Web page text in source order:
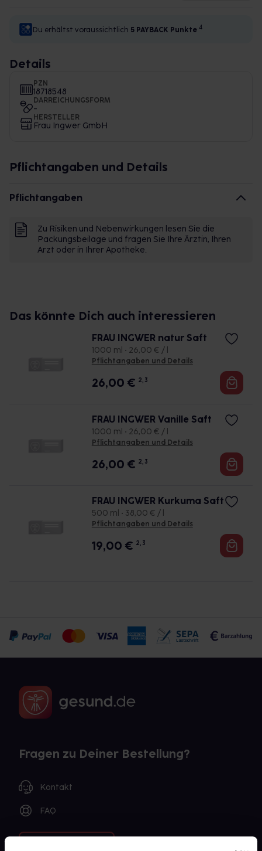
Du erhältst voraussichtlich 5 PAYBACK Punkte 4
Details
PZN
18718548
DARREICHUNGSFORM
-
HERSTELLER
Frau Ingwer GmbH
Pflichtangaben und Details
Pflichtangaben
Zu Risiken und Nebenwirkungen lesen Sie die
Packungsbeilage und fragen Sie Ihre Ärztin, Ihren
Arzt oder in Ihrer Apotheke.
Das könnte Dich auch interessieren
FRAU INGWER natur Saft
1000 ml • 26,00 € / l
Pflichtangaben und Details
26,00 € 2, 3
FRAU INGWER Vanille Saft
1000 ml • 26,00 € / l
Pflichtangaben und Details
26,00 € 2, 3
FRAU INGWER Kurkuma Saft
500 ml • 38,00 € / l
Pflichtangaben und Details
19,00 € 2, 3
Fragen zu Deiner Bestellung?
Kontakt
FAQ